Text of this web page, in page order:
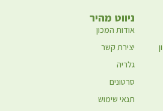
ניווט מהיר
אודות המכון
יצירת קשר
גלריה
סרטונים
תנאי שימוש